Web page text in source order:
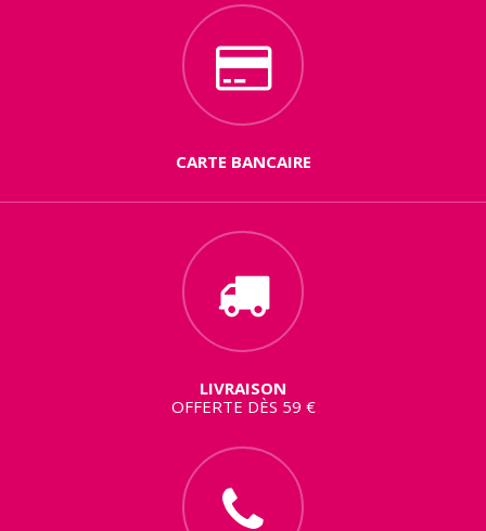
CARTE BANCAIRE
LIVRAISON
OFFERTE DÈS 59 €